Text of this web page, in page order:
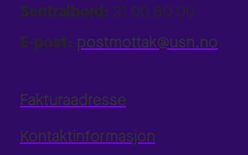
Sentralbord: 31 00 80 00
E-post: postmottak@usn.no
Fakturaadresse
Kontaktinformasjon